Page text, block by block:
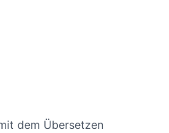
dem Übersetzen